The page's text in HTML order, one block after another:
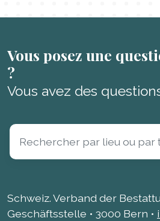
Vous posez une
?
Vous avez des
Schweiz. Verband der
Geschäftsstelle • 3000 Bern •